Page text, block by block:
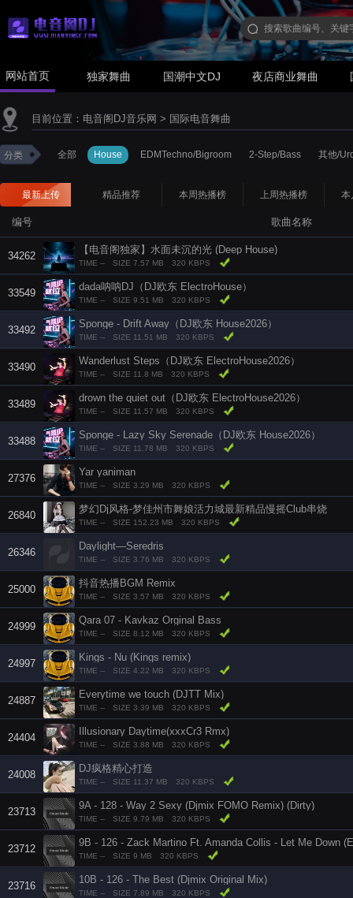
网站首页 独家舞曲 国潮中文DJ 夜店商业舞曲
目前位置： 电音阁DJ音乐网 > 国际电音舞曲
分类 全部 House EDMTechno/Bigroom 2-Step/Bass 其他/
最新上传 精品推荐 本周热播榜 上周热播榜 本
编号 歌曲名称
34262
【电音阁独家】水面未沉的光 (Deep House)
TIME -- SIZE 7.57 MB 320 KBPS
33549
dada呐呐DJ（DJ欧东 ElectroHouse）
TIME -- SIZE 9.51 MB 320 KBPS
33492
Sponge - Drift Away（DJ欧东 House2026）
TIME -- SIZE 11.51 MB 320 KBPS
33490
Wanderlust Steps（DJ欧东 ElectroHouse2026）
TIME -- SIZE 11.8 MB 320 KBPS
33489
drown the quiet out（DJ欧东 ElectroHouse2026）
TIME -- SIZE 11.57 MB 320 KBPS
33488
Sponge - Lazy Sky Serenade（DJ欧东 House2026）
TIME -- SIZE 11.78 MB 320 KBPS
27376
Yar yaniman
TIME -- SIZE 3.29 MB 320 KBPS
26840
梦幻Dj风格-梦佳州市舞娘活力城最新精品慢摇Club串烧
TIME -- SIZE 152.23 MB 320 KBPS
26346
Daylight—Seredris
TIME -- SIZE 3.76 MB 320 KBPS
25000
抖音热播BGM Remix ‭‭
TIME -- SIZE 3.57 MB 320 KBPS
24999
Qara 07 - Kavkaz Orginal Bass
TIME -- SIZE 8.12 MB 320 KBPS
24997
Kings - Nu (Kings remix)
TIME -- SIZE 4.22 MB 320 KBPS
24887
Everytime we touch (DJTT Mix)
TIME -- SIZE 3.39 MB 320 KBPS
24404
Illusionary Daytime(xxxCr3 Rmx)
TIME -- SIZE 3.88 MB 320 KBPS
24008
DJ疯格精心打造
TIME -- SIZE 11.37 MB 320 KBPS
23713
9A - 128 - Way 2 Sexy (Djmix FOMO Remix) (Dirty)
TIME -- SIZE 9.79 MB 320 KBPS
23712
9B - 126 - Zack Martino Ft. Amanda Collis - Let Me Down
TIME -- SIZE 9 MB 320 KBPS
23716
10B - 126 - The Best (Djmix Original Mix)
TIME -- SIZE 7.89 MB 320 KBPS